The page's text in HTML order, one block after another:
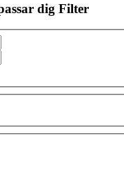
dig Filter